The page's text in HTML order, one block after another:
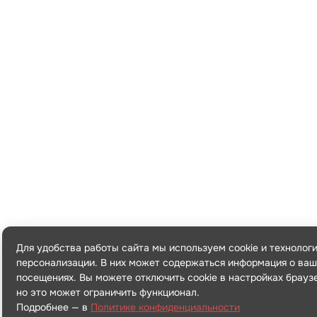
Для удобства работы сайта мы используем cookie и
персонализации. В них может содержаться информация о
посещениях. Вы можете отключить cookie в настройках
но это может ограничить функционал.
Подробнее — в Политике конфиденциальности